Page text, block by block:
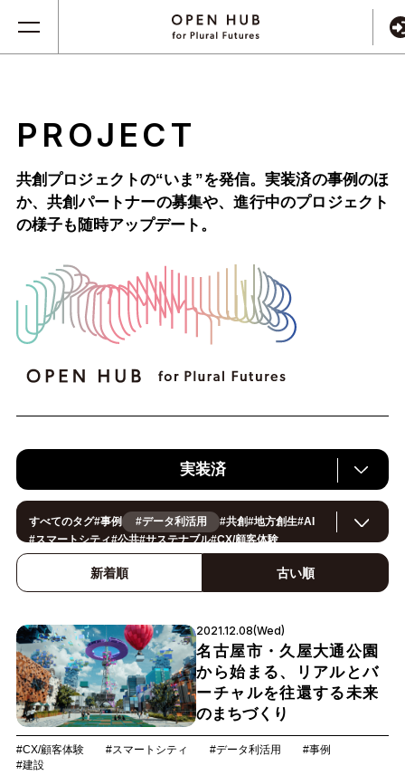
PROJECT
共創プロジェクトの“いま”を発信。実装済の事例のほ
か、共創パートナーの募集や、進行中のプロジェクト
の様子も随時アップデート。
実装済
すべてのタグ#事例 #データ利活用 #共創#地方創生#AI
#スマートシティ#公共#サステナブル#CX/顧客体験
#ヘルスケア#環境・エネルギー#働き方改革
イノベーション#IoT
スマートファクトリー
#デジタルツイン
新着順 古い順
2021.12.08(Wed)
名古屋市・久屋大通公園
から始まる、リアルとバ
ーチャルを往還する未来
のまちづくり
#CX/顧客体験 #スマートシティ #データ利活用
#事例
#建設